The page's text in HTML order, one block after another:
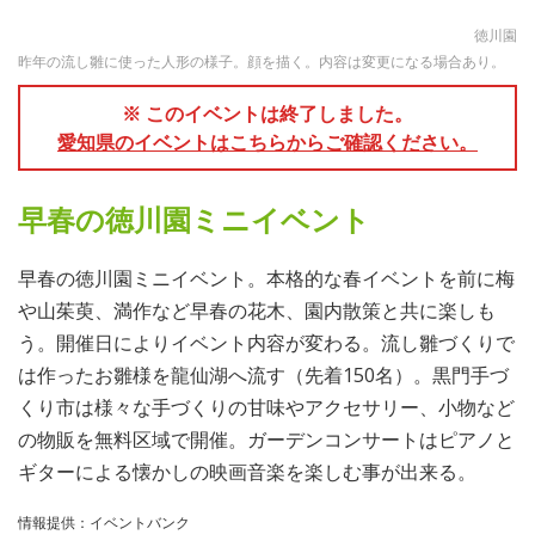
徳川園
昨年の流し雛に使った人形の様子。顔を描く。内容は変更になる場合あり。
※ このイベントは終了しました。
愛知県のイベントはこちらからご確認ください。
早春の徳川園ミニイベント
早春の徳川園ミニイベント。本格的な春イベントを前に梅
や山茱萸、満作など早春の花木、園内散策と共に楽しも
う。開催日によりイベント内容が変わる。流し雛づくりで
は作ったお雛様を龍仙湖へ流す（先着150名）。黒門手づ
くり市は様々な手づくりの甘味やアクセサリー、小物など
の物販を無料区域で開催。ガーデンコンサートはピアノと
ギターによる懐かしの映画音楽を楽しむ事が出来る。
情報提供：イベントバンク